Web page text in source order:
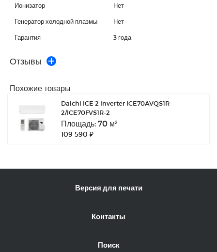
Ионизатор Нет
Генератор холодной плазмы Нет
Гарантия 3 года
Отзывы
Похожие товары
Daichi ICE 2 Inverter ICE70AVQS1R-
2/ICE70FVS1R-2
Площадь: 70 м²
109 590 ₽
Версия для печати
Контакты
Поиск